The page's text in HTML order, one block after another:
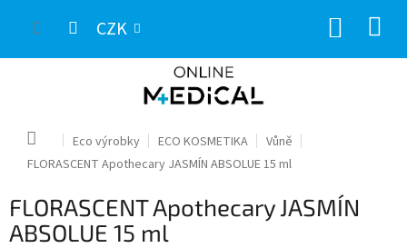
CZK
Domů Eco výrobky ECO KOSMETIKA
Vůně
FLORASCENT Apothecary JASMÍN ABSOLUE 15 ml
FLORASCENT Apothecary JASMÍN
ABSOLUE 15 ml